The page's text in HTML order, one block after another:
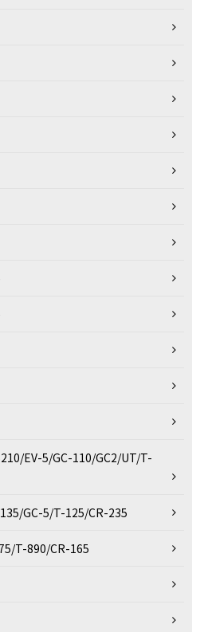
EV-5/GC-110/GC2/UT/T-
GC-5/T-125/CR-235
T-890/CR-165